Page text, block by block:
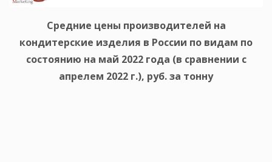
Средние цены производителей на
кондитерские изделия в России по видам по
состоянию на май 2022 года (в сравнении с
апрелем 2022 г.), руб. за тонну